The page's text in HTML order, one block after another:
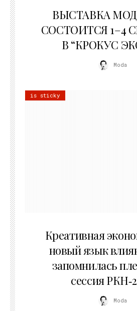
ВЫСТАВКА
СОСТОИТСЯ 1–4
В “КРОКУС
Moda
is sticky
Креативная
новый язык
запомнилась
сессия
Moda